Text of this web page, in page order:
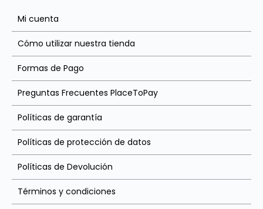
Mi cuenta
Cómo utilizar nuestra tienda
Formas de Pago
Preguntas Frecuentes PlaceToPay
Políticas de garantía
Políticas de protección de datos
Políticas de Devolución
Términos y condiciones